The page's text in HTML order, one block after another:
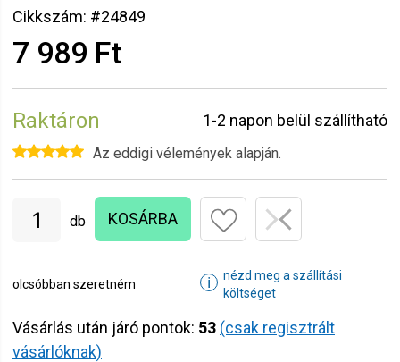
Cikkszám: #24849
7 989 Ft
Raktáron 1-2 napon belül szállítható
Az eddigi vélemények alapján.
db KOSÁRBA
olcsóbban szeretném ℹ
nézd meg a szállítási
költséget
Vásárlás után járó pontok: 53 (csak regisztrált
vásárlóknak)